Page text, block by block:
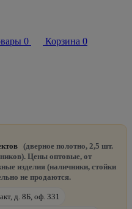
0 Корзина 0
(дверное полотно, 2,5 шт.
Цены оптовые, от
изделия (наличники, стойки
не продаются.
д. 8Б, оф. 331